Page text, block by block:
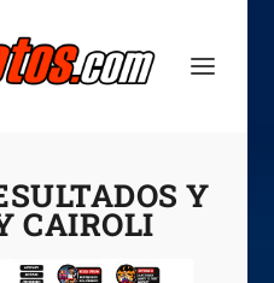
Y
CAIROLI